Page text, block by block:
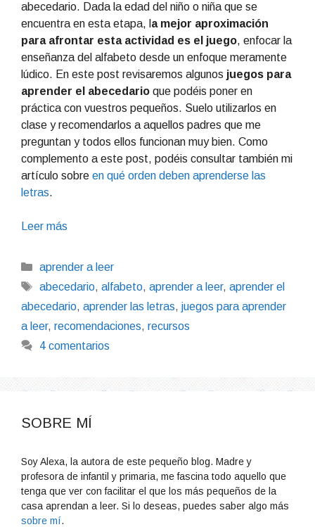
abecedario. Dada la edad del niño o niña que se
encuentra en esta etapa, l a mejor aproximación
para afrontar esta actividad es el juego, enfocar la
enseñanza del alfabeto desde un enfoque meramente
lúdico. En este post revisaremos algunos juegos para
aprender el abecedario que podéis poner en
práctica con vuestros pequeños. Suelo utilizarlos en
clase y recomendarlos a aquellos padres que me
preguntan y todos ellos funcionan muy bien. Como
complemento a este post, podéis consultar también mi
artículo sobre en qué orden deben aprenderse las
letras.
Leer más
Categorías
aprender a leer
Etiquetas
abecedario, alfabeto, aprender a leer, aprender el
abecedario, aprender las letras, juegos para aprender
a leer, recomendaciones, recursos
4 comentarios
SOBRE MÍ
Soy Alexa, la autora de este pequeño blog. Madre y
profesora de infantil y primaria, me fascina todo aquello que
tenga que ver con facilitar el que los más pequeños de la
casa aprendan a leer. Si lo deseas, puedes saber algo más
sobre mí.